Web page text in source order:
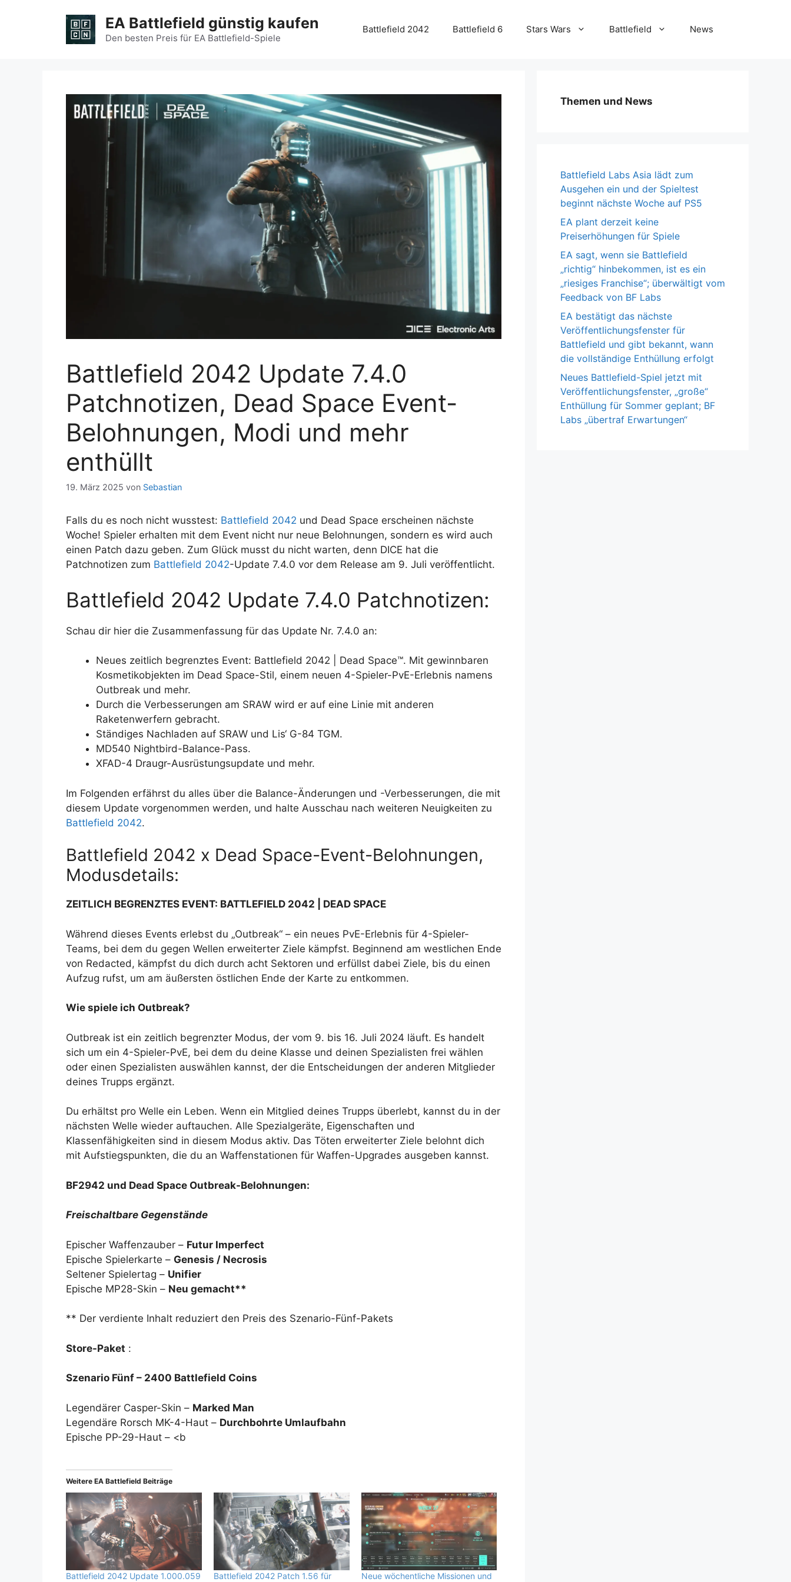
EA Battlefield günstig kaufen
Den besten Preis für EA Battlefield-Spiele
Battlefield 2042 Battlefield 6 Stars Wars Battlefield News
Battlefield 2042 Update 7.4.0
Patchnotizen, Dead Space Event-
Belohnungen, Modi und mehr
enthüllt
19. März 2025 von Sebastian
Falls du es noch nicht wusstest: Battlefield 2042 und Dead Space erscheinen nächste
Woche! Spieler erhalten mit dem Event nicht nur neue Belohnungen, sondern es wird auch
einen Patch dazu geben. Zum Glück musst du nicht warten, denn DICE hat die
Patchnotizen zum Battlefield 2042-Update 7.4.0 vor dem Release am 9. Juli veröffentlicht.
Battlefield 2042 Update 7.4.0 Patchnotizen:
Schau dir hier die Zusammenfassung für das Update Nr. 7.4.0 an:
Neues zeitlich begrenztes Event: Battlefield 2042 | Dead Space™. Mit gewinnbaren
Kosmetikobjekten im Dead Space-Stil, einem neuen 4-Spieler-PvE-Erlebnis namens
Outbreak und mehr.
Durch die Verbesserungen am SRAW wird er auf eine Linie mit anderen
Raketenwerfern gebracht.
Ständiges Nachladen auf SRAW und Lis‘ G-84 TGM.
MD540 Nightbird-Balance-Pass.
XFAD-4 Draugr-Ausrüstungsupdate und mehr.
Im Folgenden erfährst du alles über die Balance-Änderungen und -Verbesserungen, die mit
diesem Update vorgenommen werden, und halte Ausschau nach weiteren Neuigkeiten zu
Battlefield 2042.
Battlefield 2042 x Dead Space-Event-Belohnungen,
Modusdetails:
ZEITLICH BEGRENZTES EVENT: BATTLEFIELD 2042 | DEAD SPACE
Während dieses Events erlebst du „Outbreak“ – ein neues PvE-Erlebnis für 4-Spieler-
Teams, bei dem du gegen Wellen erweiterter Ziele kämpfst. Beginnend am westlichen Ende
von Redacted, kämpfst du dich durch acht Sektoren und erfüllst dabei Ziele, bis du einen
Aufzug rufst, um am äußersten östlichen Ende der Karte zu entkommen.
Wie spiele ich Outbreak?
Outbreak ist ein zeitlich begrenzter Modus, der vom 9. bis 16. Juli 2024 läuft. Es handelt
sich um ein 4-Spieler-PvE, bei dem du deine Klasse und deinen Spezialisten frei wählen
oder einen Spezialisten auswählen kannst, der die Entscheidungen der anderen Mitglieder
deines Trupps ergänzt.
Du erhältst pro Welle ein Leben. Wenn ein Mitglied deines Trupps überlebt, kannst du in der
nächsten Welle wieder auftauchen. Alle Spezialgeräte, Eigenschaften und
Klassenfähigkeiten sind in diesem Modus aktiv. Das Töten erweiterter Ziele belohnt dich
mit Aufstiegspunkten, die du an Waffenstationen für Waffen-Upgrades ausgeben kannst.
BF2942 und Dead Space Outbreak-Belohnungen:
Freischaltbare Gegenstände
Epischer Waffenzauber – Futur Imperfect
Epische Spielerkarte – Genesis / Necrosis
Seltener Spielertag – Unifier
Epische MP28-Skin – Neu gemacht**
** Der verdiente Inhalt reduziert den Preis des Szenario-Fünf-Pakets
Store-Paket :
Szenario Fünf – 2400 Battlefield Coins
Legendärer Casper-Skin – Marked Man
Legendäre Rorsch MK-4-Haut – Durchbohrte Umlaufbahn
Epische PP-29-Haut – <b
Weitere EA Battlefield Beiträge
Battlefield 2042 Update 1.000.059 Battlefield 2042 Patch 1.56 für Neue wöchentliche Missionen und
Themen und News
Battlefield Labs Asia lädt zum
Ausgehen ein und der Spieltest
beginnt nächste Woche auf PS5
EA plant derzeit keine
Preiserhöhungen für Spiele
EA sagt, wenn sie Battlefield
„richtig“ hinbekommen, ist es ein
„riesiges Franchise“; überwältigt vom
Feedback von BF Labs
EA bestätigt das nächste
Veröffentlichungsfenster für
Battlefield und gibt bekannt, wann
die vollständige Enthüllung erfolgt
Neues Battlefield-Spiel jetzt mit
Veröffentlichungsfenster, „große“
Enthüllung für Sommer geplant; BF
Labs „übertraf Erwartungen“